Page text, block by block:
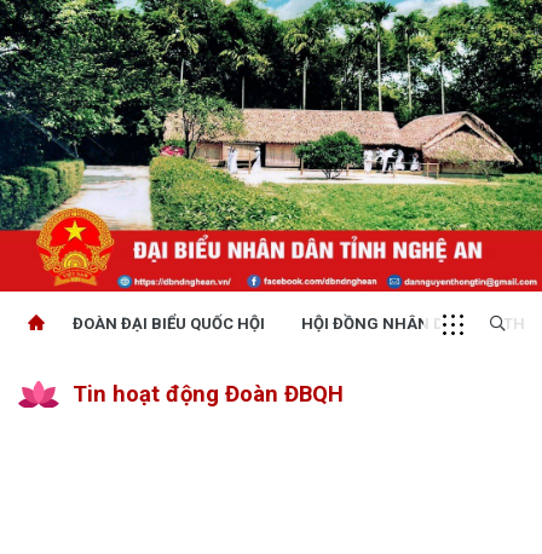
ĐOÀN ĐẠI BIỂU QUỐC HỘI HỘI ĐỒNG NHÂN DÂN
Tin hoạt động Đoàn ĐBQH